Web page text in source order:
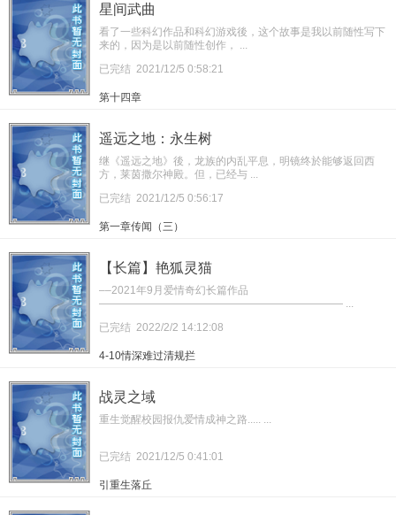
星间武曲
看了一些科幻作品和科幻游戏後，这个故事是我以前随性写下
来的，因为是以前随性创作， ...
已完结 2021/12/5 0:58:21
第十四章
遥远之地：永生树
继《遥远之地》後，龙族的内乱平息，明镜终於能够返回西
方，莱茵撒尔神殿。但，已经与 ...
已完结 2021/12/5 0:56:17
第一章传闻（三）
【长篇】艳狐灵猫
––2021年9月爱情奇幻长篇作品
——————————————————————— ...
已完结 2022/2/2 14:12:08
4-10情深难过清规拦
战灵之域
重生觉醒校园报仇爱情成神之路..... ...
已完结 2021/12/5 0:41:01
引重生落丘